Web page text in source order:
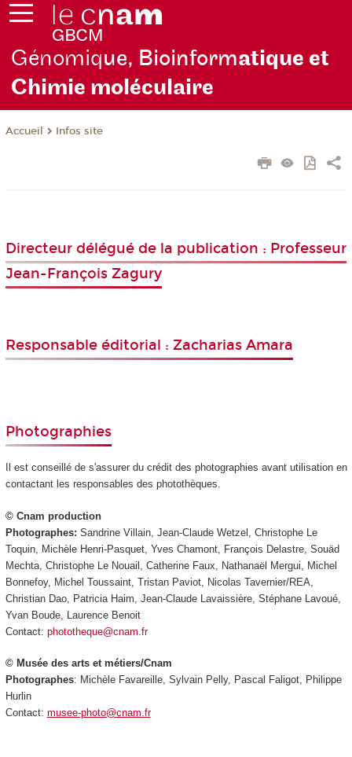
Génomique, Bioinformatique et
Chimie moléculaire
Accueil Infos site
Directeur délégué de la publication : Professeur
Jean-François Zagury
Responsable éditorial : Zacharias Amara
Photographies
Il est conseillé de s'assurer du crédit des photographies avant utilisation en
contactant les responsables des photothèques.
© Cnam production
Photographes: Sandrine Villain, Jean-Claude Wetzel, Christophe Le
Toquin, Michèle Henri-Pasquet, Yves Chamont, François Delastre, Souäd
Mechta, Christophe Le Nouail, Catherine Faux, Nathanaël Mergui, Michel
Bonnefoy, Michel Toussaint, Tristan Paviot, Nicolas Tavernier/REA,
Christian Dao, Patricia Haim, Jean-Claude Lavaissière, Stéphane Lavoué,
Yvan Boude, Laurence Benoit
Contact: phototheque@cnam.fr
© Musée des arts et métiers/Cnam
Photographes: Michèle Favareille, Sylvain Pelly, Pascal Faligot, Philippe
Hurlin
Contact: musee-photo@cnam.fr